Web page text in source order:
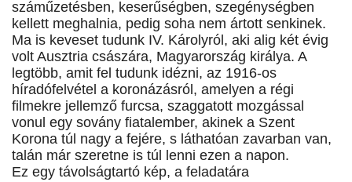
száműzetésben, keserűségben, szegénységben
kellett meghalnia, pedig soha nem ártott senkinek.
Ma is keveset tudunk IV. Károlyról, aki alig két évig
volt Ausztria császára, Magyarország királya. A
legtöbb, amit fel tudunk idézni, az 1916-os
híradófelvétel a koronázásról, amelyen a régi
filmekre jellemző furcsa, szaggatott mozgással
vonul egy sovány fiatalember, akinek a Szent
Korona túl nagy a fejére, s láthatóan zavarban van,
talán már szeretne is túl lenni ezen a napon.
Ez egy távolságtartó kép, a feladatára